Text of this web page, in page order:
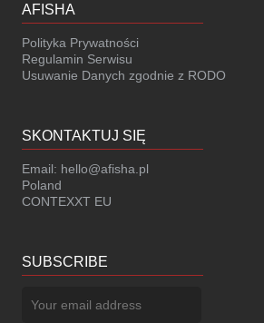
AFISHA
Polityka Prywatności
Regulamin Serwisu
Usuwanie Danych zgodnie z RODO
SKONTAKTUJ SIĘ
Email: hello@afisha.pl
Poland
CONTEXXT EU
SUBSCRIBE